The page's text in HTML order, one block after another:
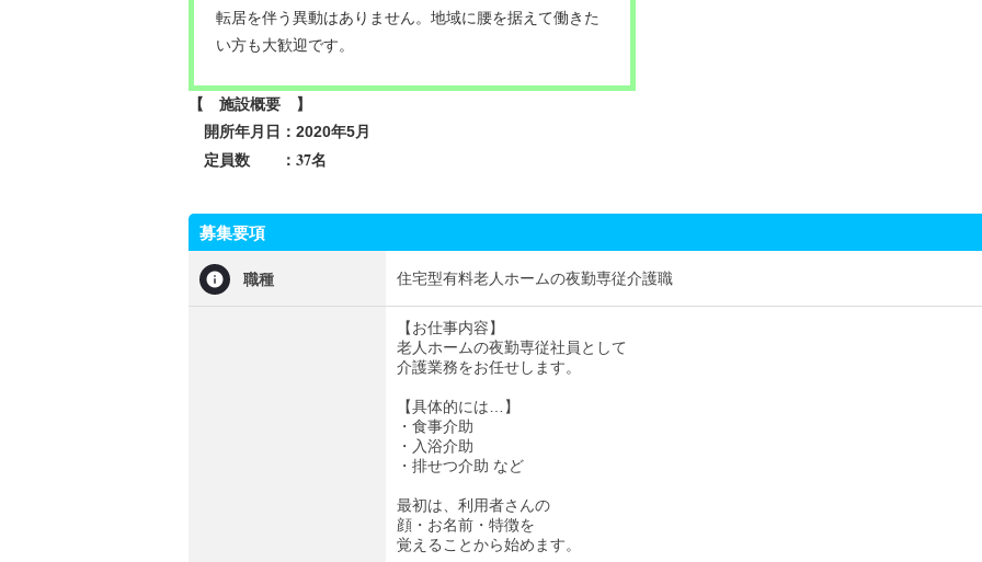
転居を伴う異動はありません。地域に腰を据えて働きた
い方も大歓迎です。
【 施設概要 】
開所年月日：2020年5月
定員数 ： 37名
募集要項
職種 住宅型有料老人ホームの夜勤専従介護職
【お仕事内容】
老人ホームの夜勤専従社員として
介護業務をお任せします。
【具体的には…】
・食事介助
・入浴介助
・排せつ介助 など
最初は、利用者さんの
顔・お名前・特徴を
覚えることから始めます。